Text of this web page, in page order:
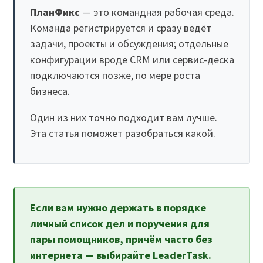
ПланФикс — это командная рабочая среда.
Команда регистрируется и сразу ведёт
задачи, проекты и обсуждения; отдельные
конфигурации вроде CRM или сервис-деска
подключаются позже, по мере роста
бизнеса.
Один из них точно подходит вам лучше.
Эта статья поможет разобраться какой.
Если вам нужно держать в порядке
личный список дел и поручения для
пары помощников, причём часто без
интернета — выбирайте LeaderTask.